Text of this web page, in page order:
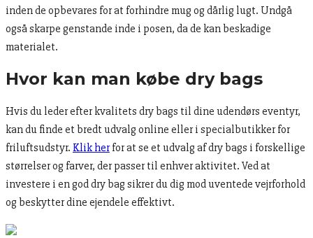
inden de opbevares for at forhindre mug og dårlig lugt. Undgå
også skarpe genstande inde i posen, da de kan beskadige
materialet.
Hvor kan man købe dry bags
Hvis du leder efter kvalitets dry bags til dine udendørs eventyr,
kan du finde et bredt udvalg online eller i specialbutikker for
friluftsudstyr. Klik herfor at se et udvalg af dry bags i forskellige
størrelser og farver, der passer til enhver aktivitet. Ved at
investere i en god dry bag sikrer du dig mod uventede vejrforhold
og beskytter dine ejendele effektivt.